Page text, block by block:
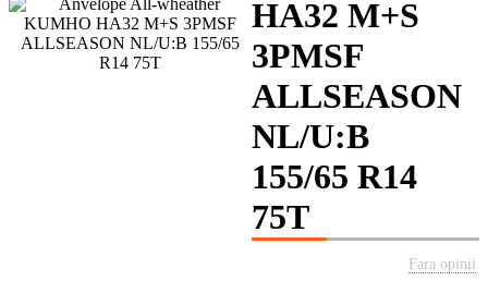
HA32 M+S
3PMSF
ALLSEASON
NL/U:B
155/65 R14
75T
Fara opinii